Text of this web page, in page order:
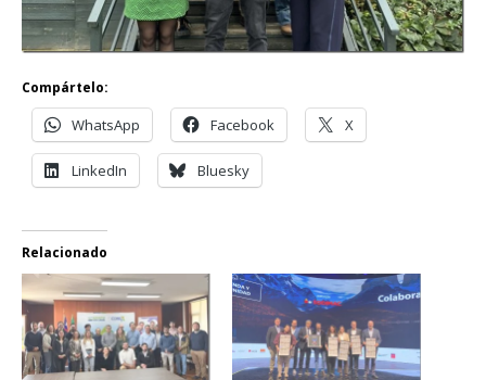
Compártelo:
WhatsApp Facebook X
LinkedIn Bluesky
Relacionado